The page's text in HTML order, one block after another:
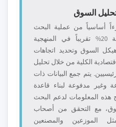
أساسياً من عملية البحث
لدينا، حيث يساهم بنسبة 20% تقريباً في المنهجية
السوق وتحديد اتجاهات
الكلية من خلال تحليل
يتم جمع البيانات ذات
وغير مدفوعة لبناء قاعدة
هذه المعلومات لدعم البحث
مع التحقق من أصحاب
الموزعين والمصنعين